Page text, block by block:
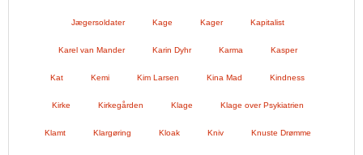
Jægersoldater Kage Kager Kapitalist
Karel van Mander Karin Dyhr Karma Kasper
Kat Kemi Kim Larsen Kina Mad Kindness
Kirke Kirkegården Klage Klage over Psykiatrien
Klamt Klargøring Kloak Kniv Knuste Drømme